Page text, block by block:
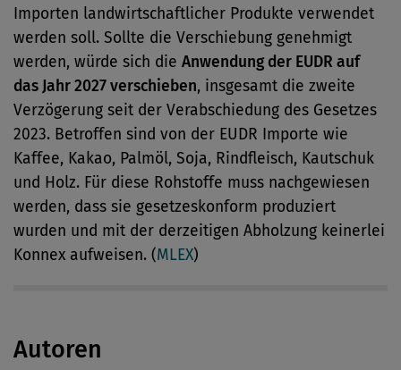
Importen landwirtschaftlicher Produkte verwendet
werden soll. Sollte die Verschiebung genehmigt
werden, würde sich die Anwendung der EUDR auf
das Jahr 2027 verschieben, insgesamt die zweite
Verzögerung seit der Verabschiedung des Gesetzes
2023. Betroffen sind von der EUDR Importe wie
Kaffee, Kakao, Palmöl, Soja, Rindfleisch, Kautschuk
und Holz. Für diese Rohstoffe muss nachgewiesen
werden, dass sie gesetzeskonform produziert
wurden und mit der derzeitigen Abholzung keinerlei
Konnex aufweisen. (MLEX)
Autoren